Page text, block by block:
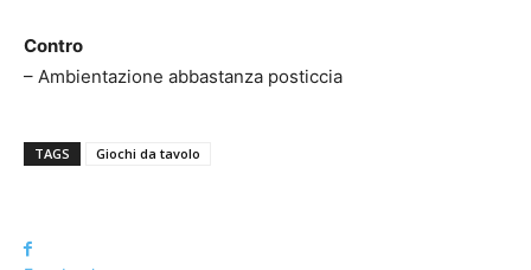
Contro
– Ambientazione abbastanza posticcia
TAGS Giochi da tavolo